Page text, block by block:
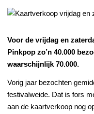
Voor de vrijdag en
Pinkpop zo’n 40.000
waarschijnlijk 70.000.
Vorig jaar bezochten
festivalweide. Dat is fors
aan de kaartverkoop nog